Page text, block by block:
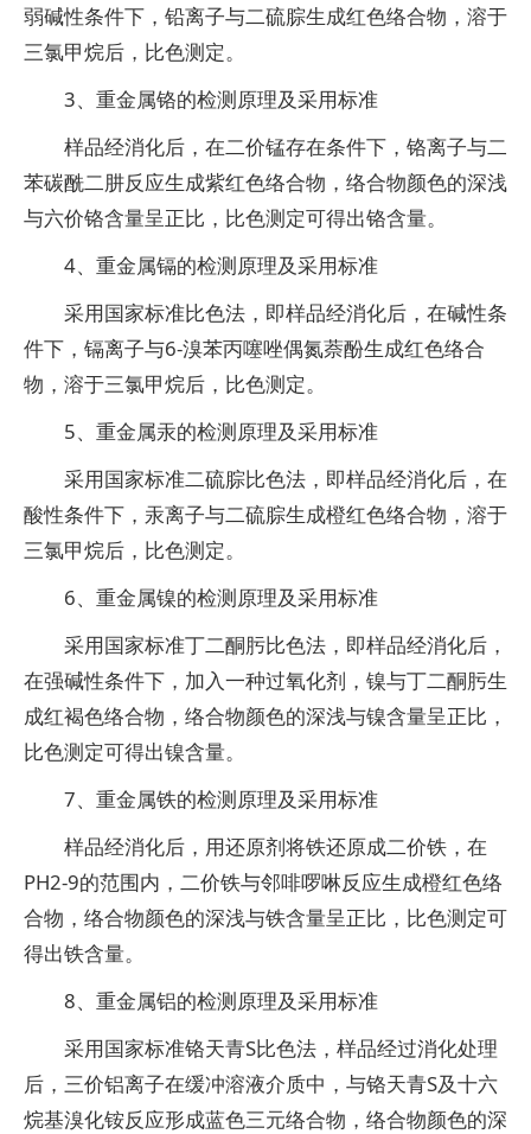
弱碱性条件下，铅离子与二硫腙生成红色络合物，溶于
三氯甲烷后，比色测定。
3、重金属铬的检测原理及采用标准
样品经消化后，在二价锰存在条件下，铬离子与二
苯碳酰二肼反应生成紫红色络合物，络合物颜色的深浅
与六价铬含量呈正比，比色测定可得出铬含量。
4、重金属镉的检测原理及采用标准
采用国家标准比色法，即样品经消化后，在碱性条
件下，镉离子与6-溴苯丙噻唑偶氮萘酚生成红色络合
物，溶于三氯甲烷后，比色测定。
5、重金属汞的检测原理及采用标准
采用国家标准二硫腙比色法，即样品经消化后，在
酸性条件下，汞离子与二硫腙生成橙红色络合物，溶于
三氯甲烷后，比色测定。
6、重金属镍的检测原理及采用标准
采用国家标准丁二酮肟比色法，即样品经消化后，
在强碱性条件下，加入一种过氧化剂，镍与丁二酮肟生
成红褐色络合物，络合物颜色的深浅与镍含量呈正比，
比色测定可得出镍含量。
7、重金属铁的检测原理及采用标准
样品经消化后，用还原剂将铁还原成二价铁，在
PH2-9的范围内，二价铁与邻啡啰啉反应生成橙红色络
合物，络合物颜色的深浅与铁含量呈正比，比色测定可
得出铁含量。
8、重金属铝的检测原理及采用标准
采用国家标准铬天青S比色法，样品经过消化处理
后，三价铝离子在缓冲溶液介质中，与铬天青S及十六
烷基溴化铵反应形成蓝色三元络合物，络合物颜色的深